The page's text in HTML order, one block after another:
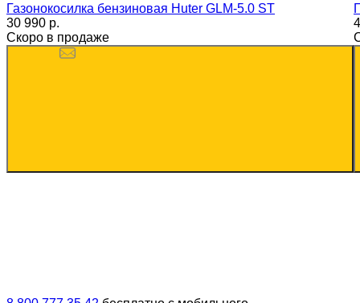
Газонокосилка бензиновая Huter GLM-5.0 ST
30 990 p.
Скоро в продаже